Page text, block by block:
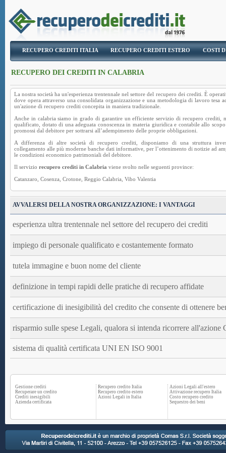
RECUPERO CREDITI ITALIA RECUPERO CREDITI ESTERO COSTI
RECUPERO DEI CREDITI IN CALABRIA
La nostra società ha un'esperienza trentennale nel settore del recupero dei crediti . È
dove opera attraverso una consolidata organizzazione e una metodologia di lavoro tesa
un'azione di recupero crediti concepita in maniera tradizionale.
Anche in calabria siamo in grado di garantire un efficiente servizio di recupero crediti,
qualificato, dotato di una adeguata conoscenza in materia giuridica e contabile allo
promossi dal debitore per sottrarsi all’adempimento delle proprie obbligazioni.
A differenza di altre società di recupero crediti, disponiamo di una struttura
collegamento alle più moderne banche dati informative, per l’ottenimento di notizie ad
le condizioni economico patrimoniali del debitore.
Il servizio recupero crediti in Calabria viene svolto nelle seguenti province:
Catanzaro Cosenza Crotone Reggio Calabria Vibo Valentia
AVVALERSI DELLA NOSTRA ORGANIZZAZIONE: I VANTAGGI
esperienza ultra trentennale nel settore del recupero dei crediti
impiego di personale qualificato e costantemente formato
tutela immagine e buon nome del cliente
definizione in tempi rapidi delle pratiche di recupero affidate
certificazione di inesigibilità del credito che consente di ottenere
risparmio sulle spese Legali, qualora si intenda ricorrere all'azione
sistema di qualità certificata UNI EN ISO 9001
Gestione crediti
Recuperare un credito
Crediti inesigibili
Azienda certificata
Recupero credito Italia
Recupero credito estero
Azioni Legali in Italia
Azioni Legali all'estero
Attivazione recupero Italia
Costo recupero credito
Sequestro dei beni